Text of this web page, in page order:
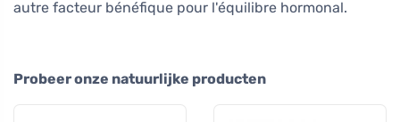
autre facteur bénéfique pour l'équilibre hormonal.
Probeer onze natuurlijke producten